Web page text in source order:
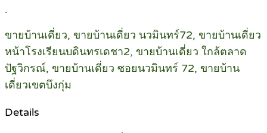
.
ขายบ้านเดี่ยว, ขายบ้านเดี่ยว นวมินทร์72, ขายบ้านเดี่ยว
หน้าโรงเรียนบดินทรเดชา2, ขายบ้านเดี่ยว ใกล้ตลาด
ปัฐวิกรณ์, ขายบ้านเดี่ยว ซอยนวมินทร์ 72, ขายบ้าน
เดี่ยวเขตบึงกุ่ม
Details